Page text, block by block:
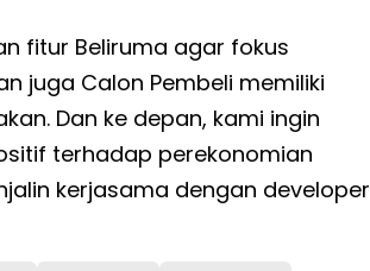
fitur Beliruma agar fokus
juga Calon Pembeli memiliki
Dan ke depan, kami ingin
terhadap perekonomian
kerjasama dengan developer